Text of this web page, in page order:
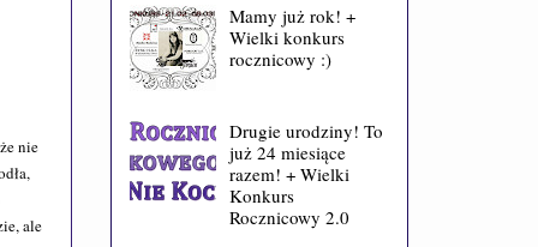
nie
ale
Mamy już rok! +
Wielki konkurs
rocznicowy :)
Drugie urodziny! To
już 24 miesiące
razem! + Wielki
Konkurs
Rocznicowy 2.0